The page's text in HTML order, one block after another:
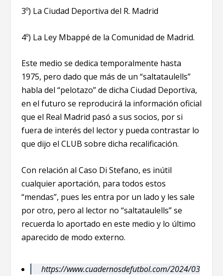
3º) La Ciudad Deportiva del R. Madrid
4º) La Ley Mbappé de la Comunidad de Madrid.
Este medio se dedica temporalmente hasta
1975, pero dado que más de un “saltataulells”
habla del “pelotazo” de dicha Ciudad Deportiva,
en el futuro se reproducirá la información oficial
que el Real Madrid pasó a sus socios, por si
fuera de interés del lector y pueda contrastar lo
que dijo el CLUB sobre dicha recalificación.
Con relación al Caso Di Stefano, es inútil
cualquier aportación, para todos estos
“mendas”, pues les entra por un lado y les sale
por otro, pero al lector no “saltataulells” se
recuerda lo aportado en este medio y lo último
aparecido de modo externo.
https://www.cuadernosdefutbol.com/2024/03